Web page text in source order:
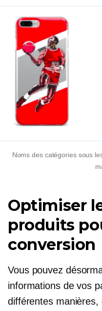
Noms des catégories sous
Optimiser
produits
conversion
Vous pouvez
informations de vos
différentes